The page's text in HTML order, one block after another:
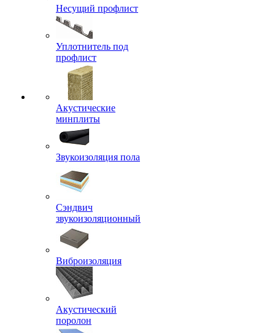
Несущий профлист
Уплотнитель под
профлист
Акустические
минплиты
Звукоизоляция пола
Сэндвич
звукоизоляционный
Виброизоляция
Акустический
поролон